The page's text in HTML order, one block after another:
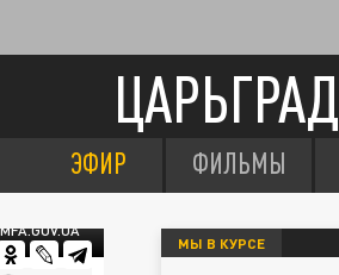
ЦАРЬГРАД
ЭФИР ФИЛЬМЫ
МЫ В КУРСЕ